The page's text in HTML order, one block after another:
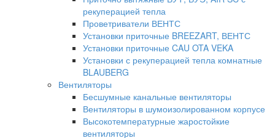
рекуперацией тепла
Проветриватели ВЕНТС
Установки приточные BREEZART, ВЕНТС
Установки приточные CAU OTA VEKA
Установки с рекуперацией тепла комнатные
BLAUBERG
Вентиляторы
Бесшумные канальные вентиляторы
Вентиляторы в шумоизолированном корпусе
Высокотемпературные жаростойкие
вентиляторы